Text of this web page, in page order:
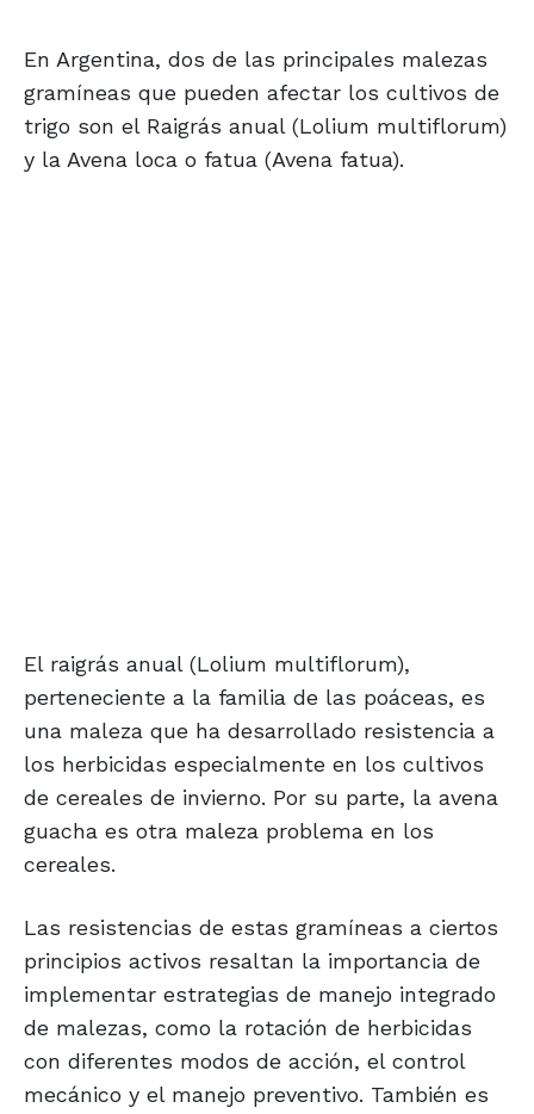
En Argentina, dos de las principales malezas
gramíneas que pueden afectar los cultivos de
trigo son el Raigrás anual (Lolium multiflorum)
y la Avena loca o fatua (Avena fatua).
El raigrás anual (Lolium multiflorum),
perteneciente a la familia de las poáceas, es
una maleza que ha desarrollado resistencia a
los herbicidas especialmente en los cultivos
de cereales de invierno. Por su parte, la avena
guacha es otra maleza problema en los
cereales.
Las resistencias de estas gramíneas a ciertos
principios activos resaltan la importancia de
implementar estrategias de manejo integrado
de malezas, como la rotación de herbicidas
con diferentes modos de acción, el control
mecánico y el manejo preventivo. También es